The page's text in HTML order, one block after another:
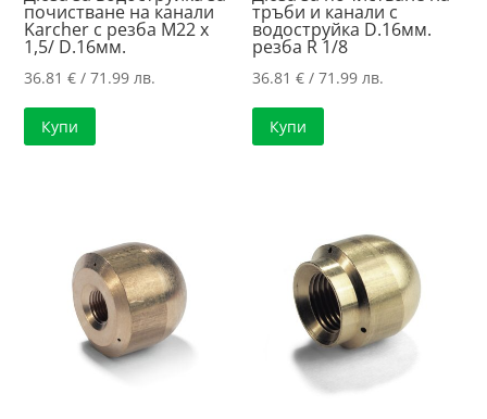
почистване на канали
Karcher с резба M22 x
1,5/ D.16мм.
36.81€ / 71.99 лв.
Купи
тръби и канали с
водоструйка D.16мм.
резба R 1/8
36.81€ / 71.99 лв.
Купи